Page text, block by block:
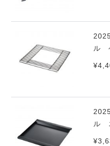
ル
ル